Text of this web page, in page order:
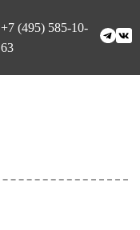
+7 (495) 585-10-
63